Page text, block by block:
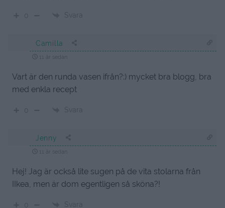
Svara
Camilla
Vart är den runda vasen ifrån?:) mycket bra blogg, bra
med enkla recept
Svara
Jenny
Hej! Jag är också lite sugen på de vita stolarna från
IIkea, men är dom egentligen så sköna?!
Svara